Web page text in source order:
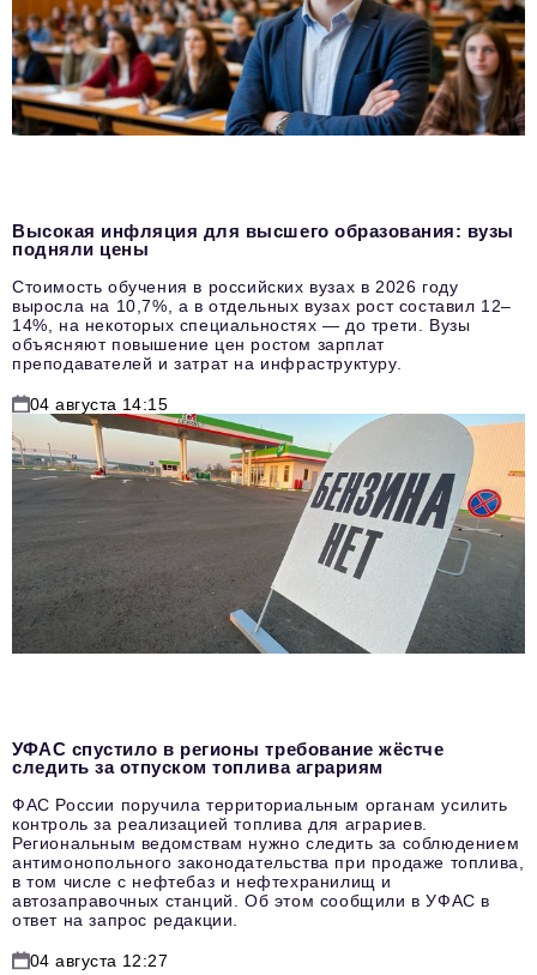
Высокая инфляция для высшего образования: вузы
подняли цены
Стоимость обучения в российских вузах в 2026 году
выросла на 10,7%, а в отдельных вузах рост составил 12–
14%, на некоторых специальностях — до трети. Вузы
объясняют повышение цен ростом зарплат
преподавателей и затрат на инфраструктуру.
04 августа 14:15
УФАС спустило в регионы требование жёстче
следить за отпуском топлива аграриям
ФАС России поручила территориальным органам усилить
контроль за реализацией топлива для аграриев.
Региональным ведомствам нужно следить за соблюдением
антимонопольного законодательства при продаже топлива,
в том числе с нефтебаз и нефтехранилищ и
автозаправочных станций. Об этом сообщили в УФАС в
ответ на запрос редакции.
04 августа 12:27